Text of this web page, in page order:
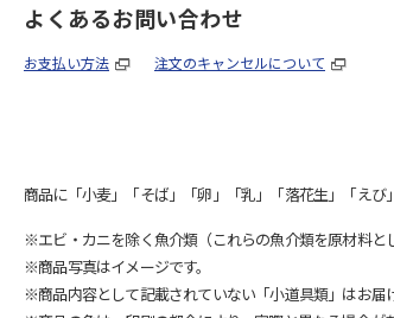
よくあるお問い合わせ
お支払い方法 注文のキャンセルについて
商品に「小麦」「そば」「卵」「乳」「落花生」「えび
※エビ・カニを除く魚介類（これらの魚介類を原材料と
※商品写真はイメージです。
※商品内容として記載されていない「小道具類」はお届